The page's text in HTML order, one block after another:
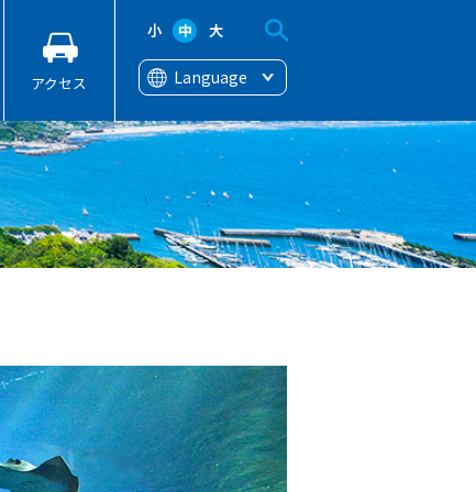
小 中 大
Language
アクセス